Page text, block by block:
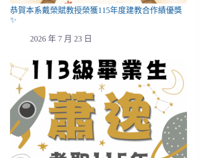
恭賀本系戴榮賦教授榮獲115年度建教合作績優獎
✨
2026 年 7 月 23 日